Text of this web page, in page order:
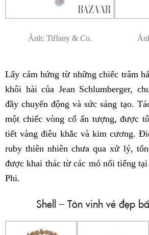
Ảnh: Tiffany & Co.
Lấy cảm hứng từ những chiếc trâm
khôi hài của Jean Schlumberger,
đầy chuyển động và sức sáng tạo.
một chiếc vòng cổ ấn tượng, được
tiết vàng điêu khắc và kim cương.
ruby thiên nhiên chưa qua xử lý,
được khai thác từ các mỏ nổi tiếng
Phi.
Shell – Tôn vinh vẻ đẹp